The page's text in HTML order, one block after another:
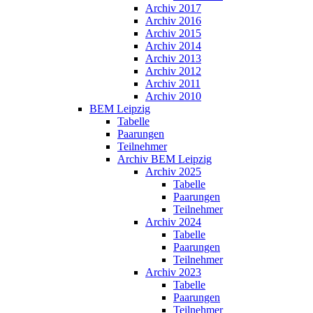
Archiv 2017
Archiv 2016
Archiv 2015
Archiv 2014
Archiv 2013
Archiv 2012
Archiv 2011
Archiv 2010
BEM Leipzig
Tabelle
Paarungen
Teilnehmer
Archiv BEM Leipzig
Archiv 2025
Tabelle
Paarungen
Teilnehmer
Archiv 2024
Tabelle
Paarungen
Teilnehmer
Archiv 2023
Tabelle
Paarungen
Teilnehmer